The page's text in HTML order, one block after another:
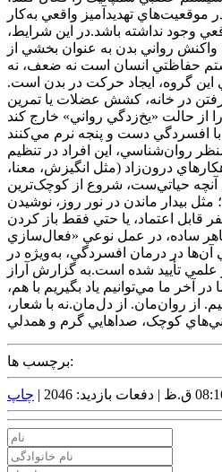
تهديدآميز واقعي به‌کار
وجود نداشته باشد.در اين شرايط،
رواني بدن به عنوان بخشي از
حفاظتي انسان است نه ضعف، نه
اين گروه، ايجاد حرکت در بدن است.
در خانه، کشش عضلات يا تمرين
با افسردگي دست و پنجه نرم مي‌کنند
روان‌شناسي، اين افراد در تنظيم
درون‌زاد (مثل انگيزش، معنا،
آنچه حياتي‌ست، شروع از کوچک‌ترين
بيدار ماندن در نور روز، نوشيدن
قابل اعتماد، يا حتي فقط باز کردن
ساده، در عمل نوعي «فعال‌سازي
در درمان افسردگي، به‌ويژه در
تأييد شده است.به گزارش آراز
در آخر ما مي‌توانيم ياد بگيريم با هم،
از روان‌مان. از دل‌مان.نه با شعار،
برچسب ها:
دفعات بازدید: 2046 | چاپ